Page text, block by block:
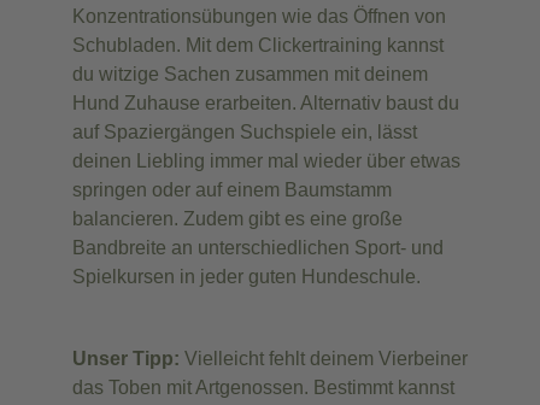
Konzentrationsübungen wie das Öffnen von
Schubladen. Mit dem Clickertraining kannst
du witzige Sachen zusammen mit deinem
Hund Zuhause erarbeiten. Alternativ baust du
auf Spaziergängen Suchspiele ein, lässt
deinen Liebling immer mal wieder über etwas
springen oder auf einem Baumstamm
balancieren. Zudem gibt es eine große
Bandbreite an unterschiedlichen Sport- und
Spielkursen in jeder guten Hundeschule.
Unser Tipp: Vielleicht fehlt deinem Vierbeiner
das Toben mit Artgenossen. Bestimmt kannst